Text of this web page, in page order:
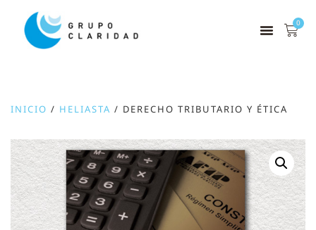
0
INICIO / HELIASTA / DERECHO TRIBUTARIO Y ÉTICA